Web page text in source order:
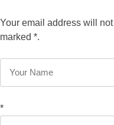
Your email address will
marked *.
*